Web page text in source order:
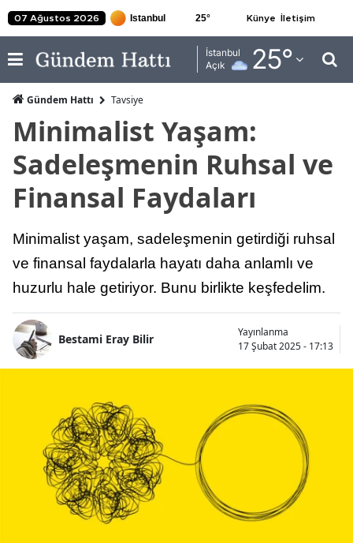
07 Ağustos 2026 25° Künye İletişim
İstanbul
Açık
25°
Adana
Adıyaman
Ağrı
Amasya
Ankara
Antalya
Artvin
Balıkesir
Bilecik
Bingöl
Burdur
Gündem Hattı Tavsiye
Minimalist Yaşam:
Sadeleşmenin Ruhsal ve
Finansal Faydaları
Minimalist yaşam, sadeleşmenin getirdiği ruhsal
ve finansal faydalarla hayatı daha anlamlı ve
huzurlu hale getiriyor. Bunu birlikte keşfedelim.
Bestami Eray Bilir
Yayınlanma
17 Şubat 2025 - 17:13